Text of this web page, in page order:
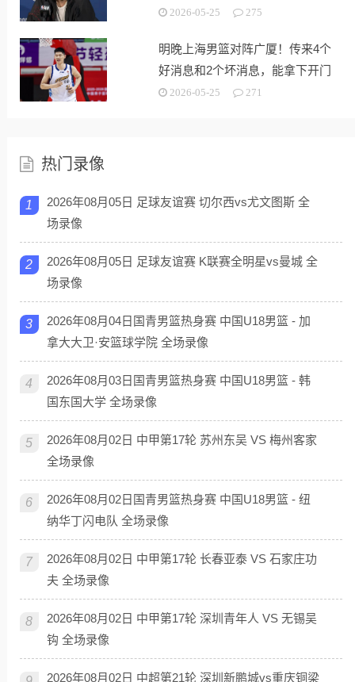
2026-05-25 275
明晚上海男篮对阵广厦！传来4个
好消息和2个坏消息，能拿下开门
红2026-05-25 271
热门录像
1
2026年08月05日 足球友谊赛 切尔西vs尤文图斯 全
场录像
2
2026年08月05日 足球友谊赛 K联赛全明星vs曼城 全
场录像
3
2026年08月04日国青男篮热身赛 中国U18男篮 - 加
拿大大卫·安篮球学院 全场录像
4
2026年08月03日国青男篮热身赛 中国U18男篮 - 韩
国东国大学 全场录像
5
2026年08月02日 中甲第17轮 苏州东吴 VS 梅州客家
全场录像
6
2026年08月02日国青男篮热身赛 中国U18男篮 - 纽
纳华丁闪电队 全场录像
7
2026年08月02日 中甲第17轮 长春亚泰 VS 石家庄功
夫 全场录像
8
2026年08月02日 中甲第17轮 深圳青年人 VS 无锡吴
钩 全场录像
2026年08月02日 中超第21轮 深圳新鹏城vs重庆铜梁